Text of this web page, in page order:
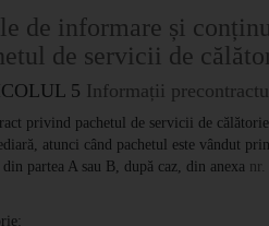
de informare și
de servicii de
5 Informații
privind pachetul de servicii de
atunci când pachetul este vândut
partea A sau B, după caz, din anexa nr. 1